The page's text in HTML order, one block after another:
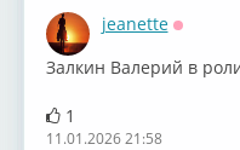
jeanette
Залкин Валерий в
1
11.01.2026 21:58